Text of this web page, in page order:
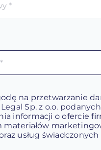
na przetwarzanie
Sp. z o.o.
informacji o ofercie
materiałów
usług świadczonych